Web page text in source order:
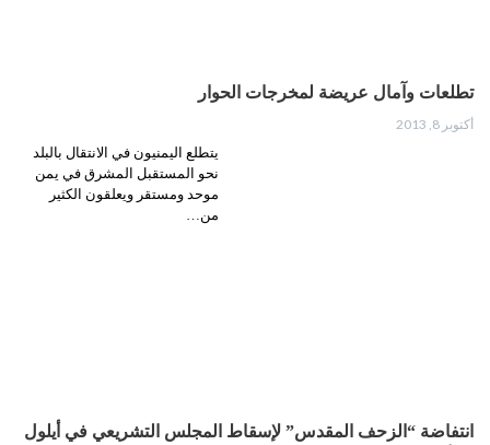
تطلعات وآمال عريضة لمخرجات الحوار
أكتوبر 8, 2013
يتطلع اليمنيون في‮ ‬الانتقال بالبلد
نحو المستقبل المشرق في‮ ‬يمن
موحد ومستقر ويعلقون الكثير
من…
انتفاضة “الزحف المقدس” لإسقاط المجلس التشريعي في أيلول